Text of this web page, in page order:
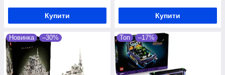
Купити Купити
Новинка –30% Топ –17%